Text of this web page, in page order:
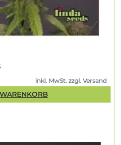
inkl. MwSt. zzgl. Versand